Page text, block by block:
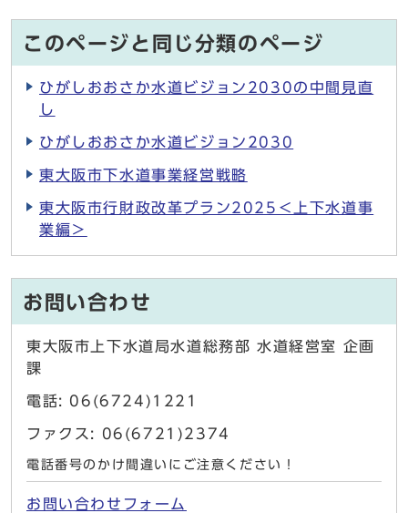
このページと同じ分類のページ
ひがしおおさか水道ビジョン2030の中間見直
し
ひがしおおさか水道ビジョン2030
東大阪市下水道事業経営戦略
東大阪市行財政改革プラン2025＜上下水道事
業編＞
お問い合わせ
東大阪市上下水道局水道総務部 水道経営室 企画
課
電話: 06(6724)1221
ファクス: 06(6721)2374
電話番号のかけ間違いにご注意ください！
お問い合わせフォーム